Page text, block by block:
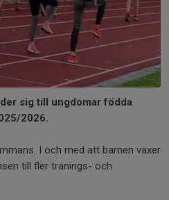
sig till ungdomar födda
2026.
I och med att barnen växer
till fler tränings- och